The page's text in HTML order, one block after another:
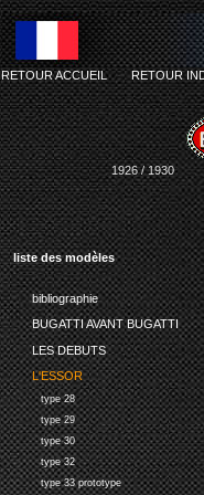
liste des modèles
bibliographie
BUGATTI AVANT BUGATTI
LES DEBUTS
L'ESSOR
type 28
type 29
type 30
type 32
type 33 prototype
RETOUR ACCUEIL-RETOUR
1926 / 1930